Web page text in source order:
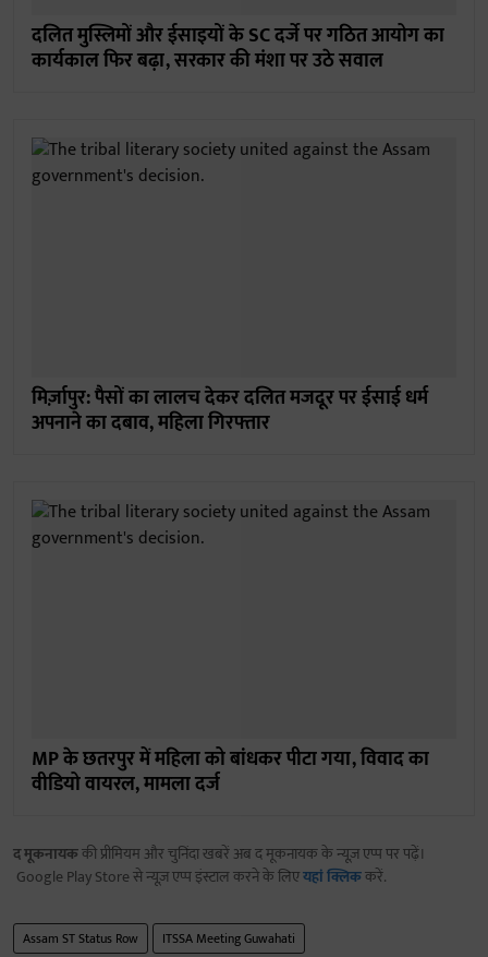
दलित मुस्लिमों और ईसाइयों के SC दर्जे पर गठित आयोग का
कार्यकाल फिर बढ़ा, सरकार की मंशा पर उठे सवाल
मिर्ज़ापुर: पैसों का लालच देकर दलित मजदूर पर ईसाई धर्म
अपनाने का दबाव, महिला गिरफ्तार
MP के छतरपुर में महिला को बांधकर पीटा गया, विवाद का
वीडियो वायरल, मामला दर्ज
द मूकनायककी प्रीमियम और चुनिंदा खबरें अब द मूकनायक के न्यूज़ एप्प पर पढ़ें।
Google Play Store से न्यूज़ एप्प इंस्टाल करने के लिएयहां क्लिककरें.
Assam ST Status Row
ITSSA Meeting Guwahati